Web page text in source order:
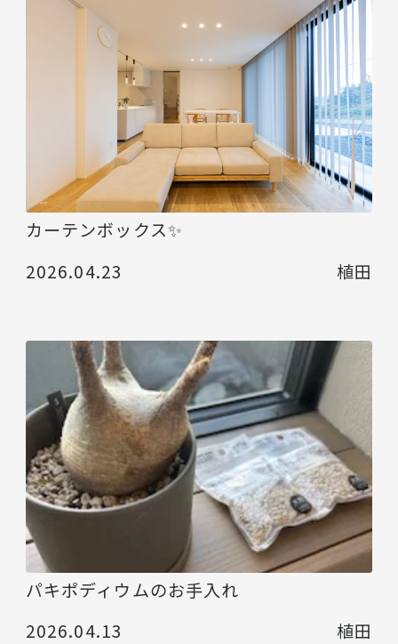
カーテンボックス✨
2026.04.23
植田
パキポディウムのお手入れ
2026.04.13
植田